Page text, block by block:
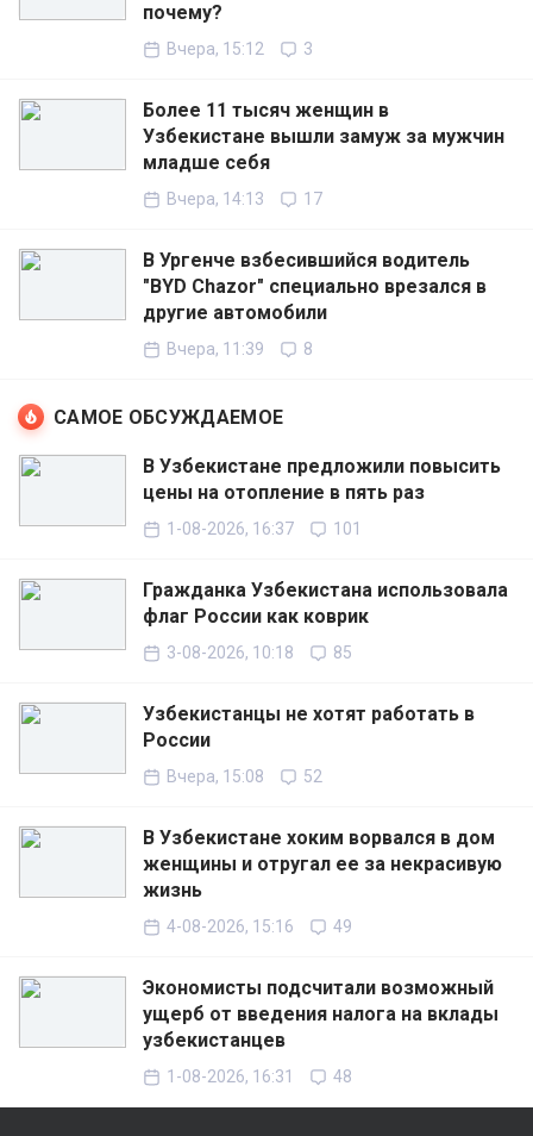
почему?
Вчера, 15:12 3
Более 11 тысяч женщин в
Узбекистане вышли замуж за мужчин
младше себя
Вчера, 14:13 17
В Ургенче взбесившийся водитель
"BYD Chazor" специально врезался в
другие автомобили
Вчера, 11:39 8
САМОЕ ОБСУЖДАЕМОЕ
В Узбекистане предложили повысить
цены на отопление в пять раз
1-08-2026, 16:37 101
Гражданка Узбекистана использовала
флаг России как коврик
3-08-2026, 10:18 85
Узбекистанцы не хотят работать в
России
Вчера, 15:08 52
В Узбекистане хоким ворвался в дом
женщины и отругал ее за некрасивую
жизнь
4-08-2026, 15:16 49
Экономисты подсчитали возможный
ущерб от введения налога на вклады
узбекистанцев
1-08-2026, 16:31 48